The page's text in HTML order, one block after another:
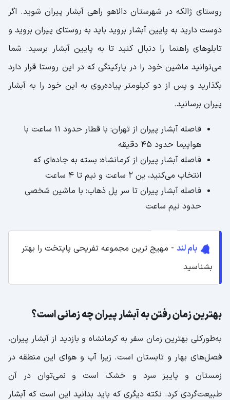
روستای ژالکه در شهرستان دالاهو راهی آبشار پیران شوید. اگر
دوست دارید به پایین آبشار بروید باید به روستای پیران بروید و
تابلوهای راهنما را دنبال کنید تا به پایین آبشار برسید. شما
می‌توانید ماشین خود را در پارکینگی که در این روستا قرار دارد
بگذارید و پس از دو کیلومتر پیاده‌روی به این خود را به آبشار
پیران برسانید.
فاصله آبشار پیران از تهران: با قطار حدود 11 ساعت با
هواپیما حدود 45 دقیقه
فاصله آبشار پیران از کرمانشاه: بسته به جاده‌ای که
انتخاب می‌کنید، ین ۲ ساعت و نیم تا ۴ ساعت
فاصله آبشار پیران تا سر پل ذهاب: با ماشین شخصی
حدود نیم ساعت
بام لند - مهیج ترین مجموعه تفریحی پایتخت را بهتر
بشناسید
بهترین زمان رفتن به آبشار پیران چه زمانی است؟
به‌طورکلی بهترین زمان سفر به کرمانشاه و بازدید از آبشار پیران،
فصل‌های بهار و تابستان است. زیرا آب و هوای این منطقه در
زمستان و پاییز سرد و خشک است و نمی‌توان در آن
طبیعت‌گردی کرد. نکته‌ دیگری که باید بدانید این است که آبشار